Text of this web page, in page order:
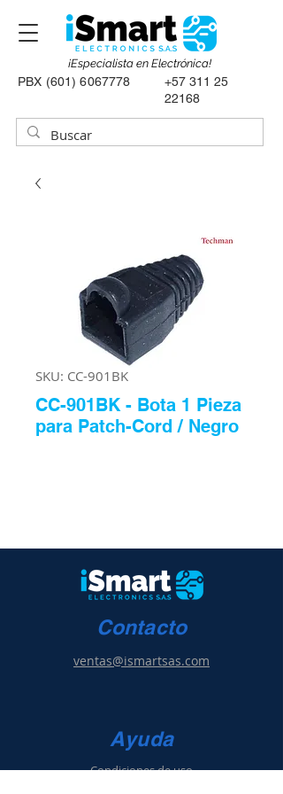
PBX (601) 6067778
+57 311 25
22168
¡Especialista en Electrónica!
SKU: CC-901BK
CC-901BK - Bota 1 Pieza
para Patch-Cord / Negro
Contacto
ventas@ismartsas.com
Ayuda
Condiciones de uso